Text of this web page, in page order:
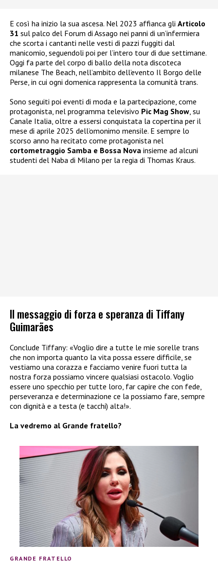
E così ha inizio la sua ascesa. Nel 2023 affianca gli Articolo
31 sul palco del Forum di Assago nei panni di un’infermiera
che scorta i cantanti nelle vesti di pazzi fuggiti dal
manicomio, seguendoli poi per l’intero tour di due settimane.
Oggi fa parte del corpo di ballo della nota discoteca
milanese The Beach, nell’ambito dell’evento Il Borgo delle
Perse, in cui ogni domenica rappresenta la comunità trans.
Sono seguiti poi eventi di moda e la partecipazione, come
protagonista, nel programma televisivo Pic Mag Show, su
Canale Italia, oltre a essersi conquistata la copertina per il
mese di aprile 2025 dell’omonimo mensile. E sempre lo
scorso anno ha recitato come protagonista nel
cortometraggio Samba e Bossa Nova insieme ad alcuni
studenti del Naba di Milano per la regia di Thomas Kraus.
Il messaggio di forza e speranza di Tiffany
Guimarães
Conclude Tiffany: «Voglio dire a tutte le mie sorelle trans
che non importa quanto la vita possa essere difficile, se
vestiamo una corazza e facciamo venire fuori tutta la
nostra forza possiamo vincere qualsiasi ostacolo. Voglio
essere uno specchio per tutte loro, far capire che con fede,
perseveranza e determinazione ce la possiamo fare, sempre
con dignità e a testa (e tacchi) alta!».
La vedremo al Grande fratello?
GRANDE FRATELLO